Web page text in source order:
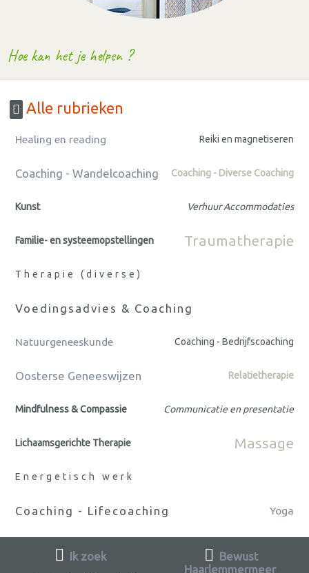
Hoe kan het je helpen ?
Alle rubrieken
Healing en reading Reiki en magnetiseren
Coaching - Wandelcoaching Coaching - Diverse Coaching
Kunst Verhuur Accommodaties
Familie- en systeemopstellingen Traumatherapie
Therapie (diverse)
Voedingsadvies & Coaching
Natuurgeneeskunde Coaching - Bedrijfscoaching
Oosterse Geneeswijzen Relatietherapie
Mindfulness & Compassie Communicatie en presentatie
Lichaamsgerichte Therapie Massage
Energetisch werk
Coaching - Lifecoaching Yoga
Ik zoek
Bewust
Haarlemmermeer